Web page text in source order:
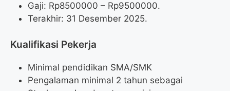
Gaji: Rp8500000 – Rp9500000.
Terakhir: 31 Desember 2025.
Kualifikasi Pekerja
Minimal pendidikan SMA/SMK
Pengalaman minimal 2 tahun sebagai